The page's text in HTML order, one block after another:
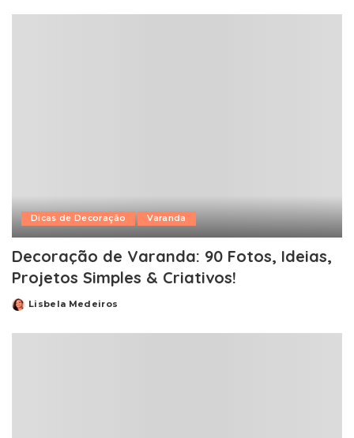
Dicas de Decoração Varanda
Decoração de Varanda: 90 Fotos, Ideias,
Projetos Simples & Criativos!
PostedLisbela Medeiros